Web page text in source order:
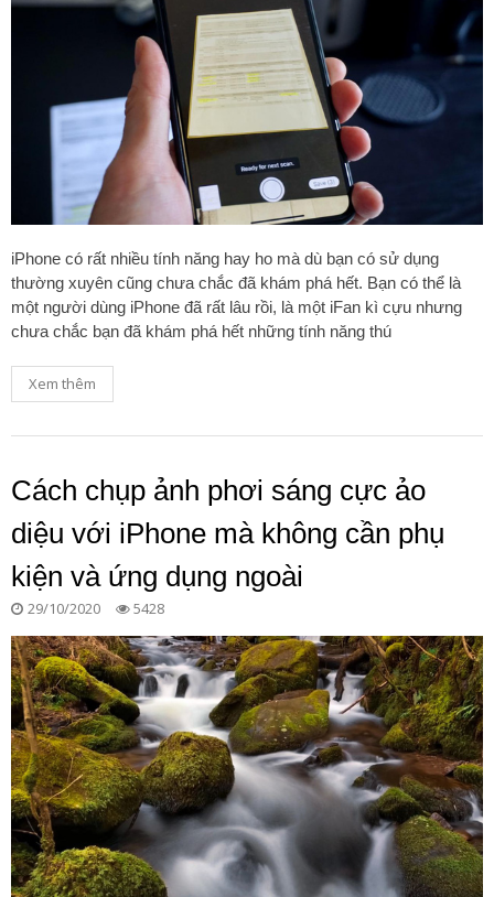
iPhone có rất nhiều tính năng hay ho mà dù bạn có sử dụng
thường xuyên cũng chưa chắc đã khám phá hết. Bạn có thể là
một người dùng iPhone đã rất lâu rồi, là một iFan kì cựu nhưng
chưa chắc bạn đã khám phá hết những tính năng thú
Xem thêm
Cách chụp ảnh phơi sáng cực ảo
diệu với iPhone mà không cần phụ
kiện và ứng dụng ngoài
29/10/2020 5428